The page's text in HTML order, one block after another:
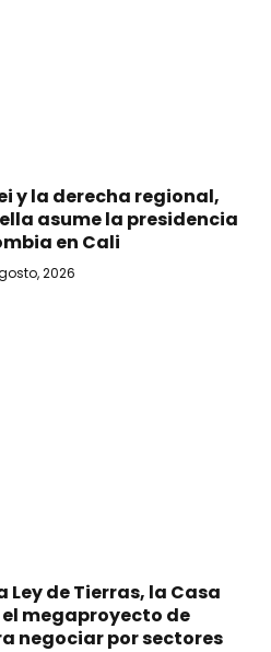
y la derecha regional,
asume la presidencia
en Cali
2026
Ley de Tierras, la Casa
megaproyecto de
negociar por sectores